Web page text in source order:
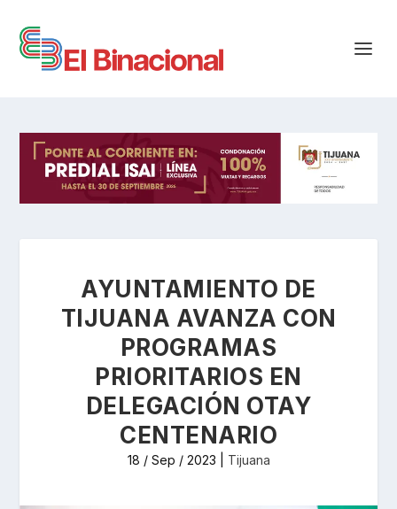
AYUNTAMIENTO DE
TIJUANA AVANZA CON
PROGRAMAS
PRIORITARIOS EN
DELEGACIÓN OTAY
CENTENARIO
18 / Sep / 2023 Tijuana